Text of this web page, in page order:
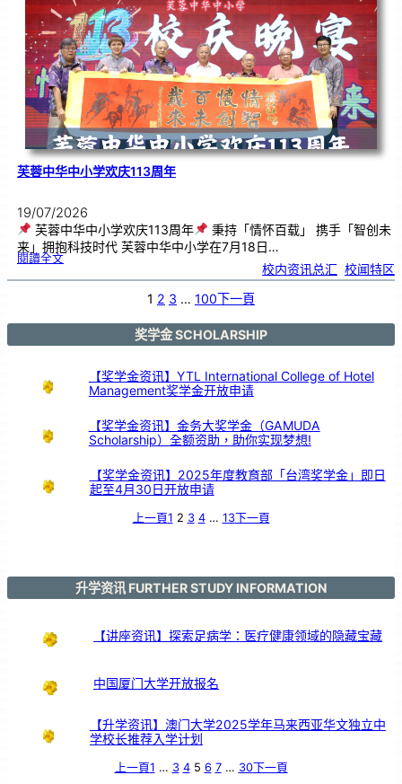
雅
集
．
长
荣
丹
青
》
书
画
展
开
幕
芙蓉中华中小学欢庆113周年
19/07/2026
芙蓉中华中小学欢庆113周年
秉持「情怀百载」 携手「智创未
来」拥抱科技时代 芙蓉中华中小学在7月18日…
閱讀全文:芙
华
1
年
校内资讯总汇 校闻特区
1 2 3 … 100下一頁
奖学金 SCHOLARSHIP
【奖学金资讯】YTL International College of Hotel
Management奖学金开放申请
【奖学金资讯】金务大奖学金（GAMUDA
Scholarship）全额资助，助你实现梦想!
【奖学金资讯】2025年度教育部「台湾奖学金」即日
起至4月30日开放申请
上一頁1 2 3 4 … 13下一頁
升学资讯 FURTHER STUDY INFORMATION
【讲座资讯】探索足病学：医疗健康领域的隐藏宝藏
中国厦门大学开放报名
【升学资讯】澳门大学2025学年马来西亚华文独立中
学校长推荐入学计划
上一頁1 … 3 4 5 6 7 … 30下一頁